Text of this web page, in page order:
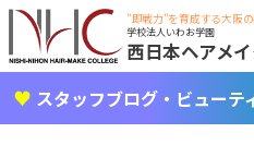
"即戦力"を育成する大阪
学校法人いわお学園
西日本ヘアメ
スタッフブログ・ビューテ